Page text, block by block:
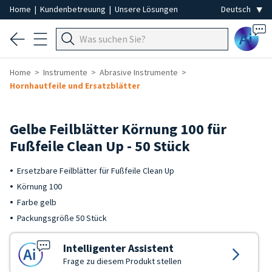
Home | Kundenbetreuung | Unsere Lösungen
Ai
Home Instrumente
Abrasive Instrumente
Hornhautfeile und Ersatzblätter
Gelbe Feilblätter Körnung 100 für
Fußfeile Clean Up - 50 Stück
Ersetzbare Feilblätter für Fußfeile Clean Up
Körnung 100
Farbe gelb
Packungsgröße 50 Stück
Intelligenter Assistent
Frage zu diesem Produkt stellen